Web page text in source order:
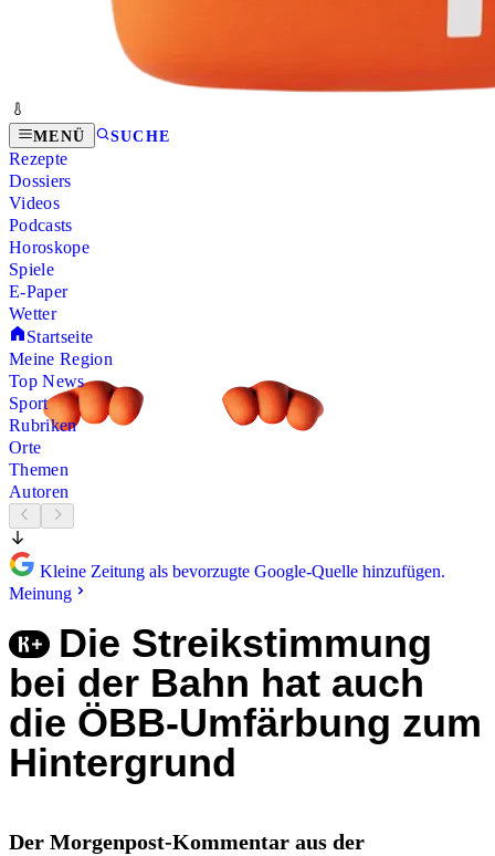
MENÜ SUCHE
Rezepte
Dossiers
Videos
Podcasts
Horoskope
Spiele
E-Paper
Wetter
Startseite
Meine Region
Top News
Sport
Rubriken
Orte
Themen
Autoren
Kleine Zeitung als bevorzugte Google-Quelle hinzufügen.
Meinung
Die Streikstimmung
bei der Bahn hat auch
die ÖBB-Umfärbung zum
Hintergrund
Der Morgenpost-Kommentar aus der